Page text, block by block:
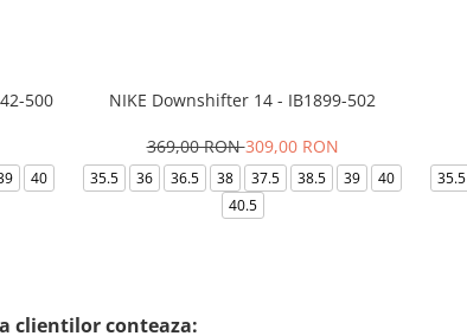
500
40
NIKE Downshifter 14 - IB1899-502
369,00 RON309,00 RON
35.5 36 36.5 38 37.5 38.5 39
40
40.5
35.5
clientilor conteaza: